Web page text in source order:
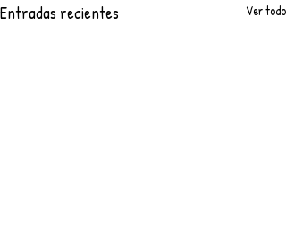
Entradas recientes Ver todo